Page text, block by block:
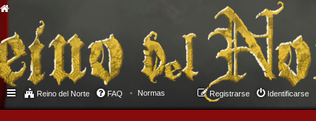
Reino del Norte FAQ Normas Identificarse
Registrarse